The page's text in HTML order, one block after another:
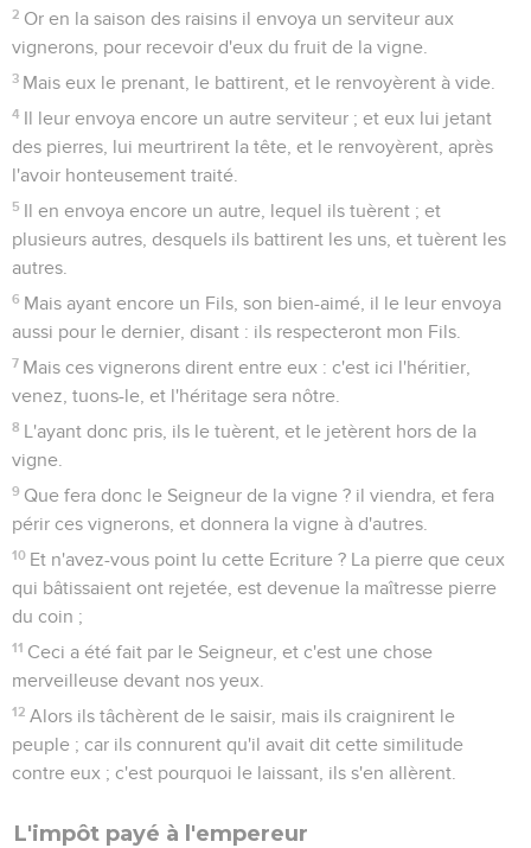
2 Or en la saison des raisins il envoya un serviteur aux
vignerons, pour recevoir d'eux du fruit de la vigne.
3 Mais eux le prenant, le battirent, et le renvoyèrent à vide.
4 Il leur envoya encore un autre serviteur ; et eux lui jetant
des pierres, lui meurtrirent la tête, et le renvoyèrent, après
l'avoir honteusement traité.
5 Il en envoya encore un autre, lequel ils tuèrent ; et
plusieurs autres, desquels ils battirent les uns, et tuèrent les
autres.
6 Mais ayant encore un Fils, son bien-aimé, il le leur envoya
aussi pour le dernier, disant : ils respecteront mon Fils.
7 Mais ces vignerons dirent entre eux : c'est ici l'héritier,
venez, tuons-le, et l'héritage sera nôtre.
8 L'ayant donc pris, ils le tuèrent, et le jetèrent hors de la
vigne.
9 Que fera donc le Seigneur de la vigne ? il viendra, et fera
périr ces vignerons, et donnera la vigne à d'autres.
10 Et n'avez-vous point lu cette Ecriture ? La pierre que ceux
qui bâtissaient ont rejetée, est devenue la maîtresse pierre
du coin ;
11 Ceci a été fait par le Seigneur, et c'est une chose
merveilleuse devant nos yeux.
12 Alors ils tâchèrent de le saisir, mais ils craignirent le
peuple ; car ils connurent qu'il avait dit cette similitude
contre eux ; c'est pourquoi le laissant, ils s'en allèrent.
L'impôt payé à l'empereur